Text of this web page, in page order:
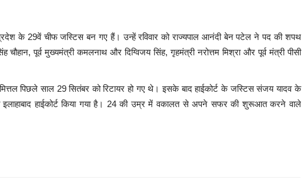
के 29वें चीफ जस्टिस बन गए हैं। उन्हें रविवार को राज्यपाल आनंदी बेन पटेल ने पद की शपथ
पूर्व मुख्यमंत्री कमलनाथ और दिग्विजय सिंह, गृहमंत्री नरोत्तम मिश्रा और पूर्व मंत्री पीसी
पिछले साल 29 सितंबर को रिटायर हो गए थे। इसके बाद हाईकोर्ट के जस्टिस संजय यादव के
इलाहाबाद हाईकोर्ट किया गया है। 24 की उम्र में वकालत से अपने सफर की शुरूआत करने वाले